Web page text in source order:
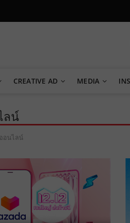
Oops!
CREATIVE AD MEDIA
ลน์
อนไลน์